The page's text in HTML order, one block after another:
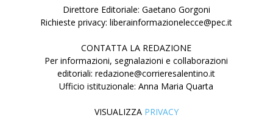
Direttore Editoriale: Gaetano Gorgoni
Richieste privacy: liberainformazionelecce@pec.it
CONTATTA LA REDAZIONE
Per informazioni, segnalazioni e collaborazioni
editoriali: redazione@corrieresalentino.it
Ufficio istituzionale: Anna Maria Quarta
VISUALIZZA PRIVACY